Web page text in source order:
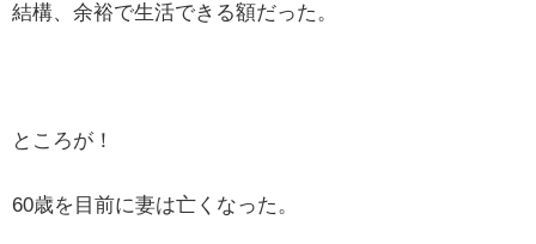
結構、余裕で生活できる額だった。
ところが！
60歳を目前に妻は亡くなった。